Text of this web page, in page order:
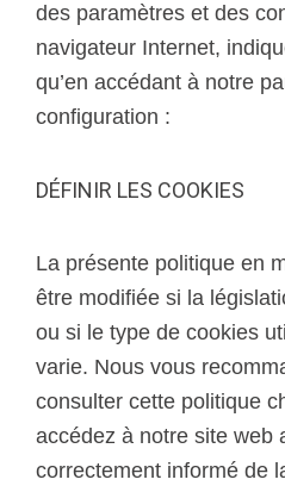
des paramètres et des
navigateur Internet,
qu’en accédant à notre
configuration :
DÉFINIR LES COOKIES
La présente politique en
être modifiée si la
ou si le type de cookies
varie. Nous vous
consulter cette politique
accédez à notre site web
correctement informé de